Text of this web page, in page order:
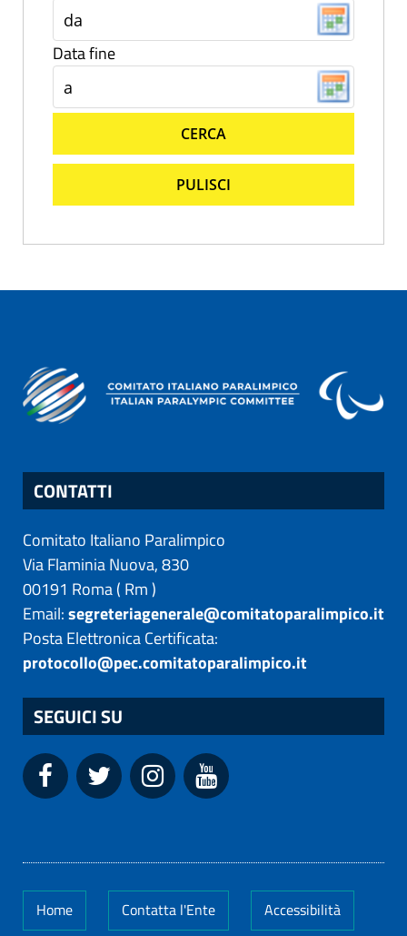
Data fine
CERCA
PULISCI
CONTATTI
Comitato Italiano Paralimpico
Via Flaminia Nuova, 830
00191 Roma( Rm)
Email:segreteriagenerale@comitatoparalimpico.it
Posta Elettronica Certificata:
protocollo@pec.comitatoparalimpico.it
SEGUICI SU
Home Contatta l'Ente Accessibilità